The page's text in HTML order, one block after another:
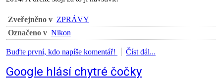
Zveřejněno v ZPRÁVY
Označeno v Nikon
Buďte první, kdo napíše komentář! Číst dál...
Google hlásí chytré čočky